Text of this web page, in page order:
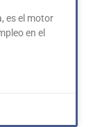
es el motor
en el